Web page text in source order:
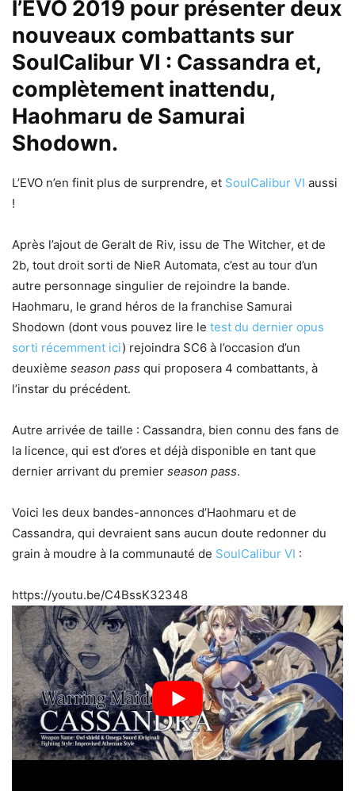
l’EVO 2019 pour présenter deux
nouveaux combattants sur
SoulCalibur VI : Cassandra et,
complètement inattendu,
Haohmaru de Samurai
Shodown.
L’EVO n’en finit plus de surprendre, et SoulCalibur VI aussi
!
Après l’ajout de Geralt de Riv, issu de The Witcher, et de
2b, tout droit sorti de NieR Automata, c’est au tour d’un
autre personnage singulier de rejoindre la bande.
Haohmaru, le grand héros de la franchise Samurai
Shodown (dont vous pouvez lire le test du dernier opus
sorti récemment ici) rejoindra SC6 à l’occasion d’un
deuxième season pass qui proposera 4 combattants, à
l’instar du précédent.
Autre arrivée de taille : Cassandra, bien connu des fans de
la licence, qui est d’ores et déjà disponible en tant que
dernier arrivant du premier season pass.
Voici les deux bandes-annonces d’Haohmaru et de
Cassandra, qui devraient sans aucun doute redonner du
grain à moudre à la communauté de SoulCalibur VI :
https://youtu.be/C4BssK32348